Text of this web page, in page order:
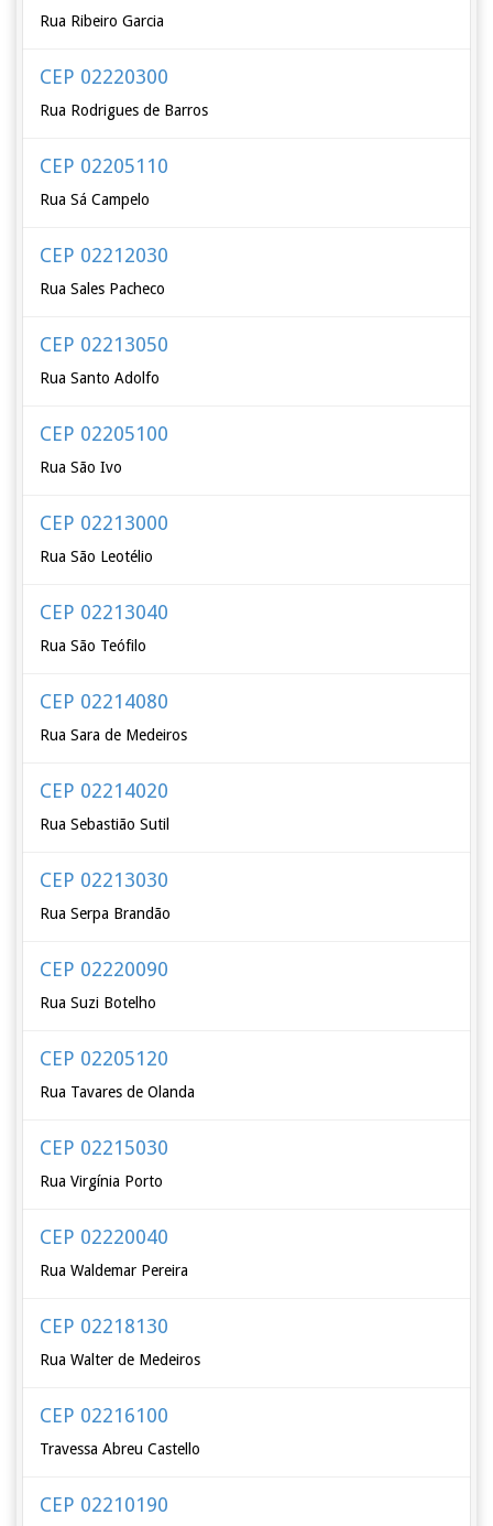
Rua Ribeiro Garcia
CEP 02220300
Rua Rodrigues de Barros
CEP 02205110
Rua Sá Campelo
CEP 02212030
Rua Sales Pacheco
CEP 02213050
Rua Santo Adolfo
CEP 02205100
Rua São Ivo
CEP 02213000
Rua São Leotélio
CEP 02213040
Rua São Teófilo
CEP 02214080
Rua Sara de Medeiros
CEP 02214020
Rua Sebastião Sutil
CEP 02213030
Rua Serpa Brandão
CEP 02220090
Rua Suzi Botelho
CEP 02205120
Rua Tavares de Olanda
CEP 02215030
Rua Virgínia Porto
CEP 02220040
Rua Waldemar Pereira
CEP 02218130
Rua Walter de Medeiros
CEP 02216100
Travessa Abreu Castello
CEP 02210190